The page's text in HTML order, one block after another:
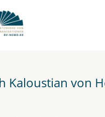
Kaloustian von